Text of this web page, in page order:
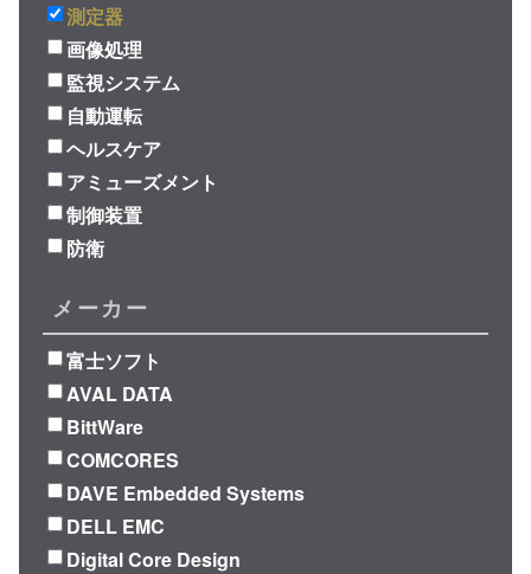
測定器
画像処理
監視システム
自動運転
ヘルスケア
アミューズメント
制御装置
防衛
メーカー
富士ソフト
AVAL DATA
BittWare
COMCORES
DAVE Embedded Systems
DELL EMC
Digital Core Design